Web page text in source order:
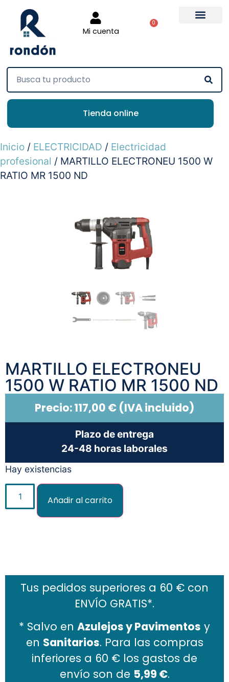
Mi cuenta
0
Tienda online
Inicio / ELECTRICIDAD / Electricidad
profesional / MARTILLO ELECTRONEU 1500 W
RATIO MR 1500 ND
MARTILLO ELECTRONEU
1500 W RATIO MR 1500 ND
Precio:117,00 € (IVA incluido)
Plazo de entrega
24-48 horas laborales
Hay existencias
Añadir al carrito
Tus pedidos superiores a 60 € con
ENVÍO GRATIS*.
* Salvo en Azulejos y Pavimentos y
en Sanitarios. Para las compras
inferiores a 60 € los gastos de
envío son de 5,99 €.